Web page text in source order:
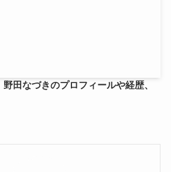
野田なづきのプロフィールや経歴、